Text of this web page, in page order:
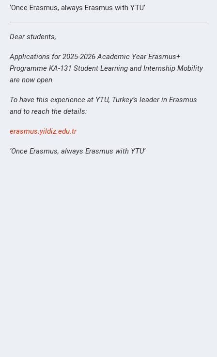
‘Once Erasmus, always Erasmus with YTU’
Dear students,
Applications for 2025-2026 Academic Year Erasmus+
Programme KA-131 Student Learning and Internship Mobility
are now open.
To have this experience at YTU, Turkey’s leader in Erasmus
and to reach the details:
erasmus.yildiz.edu.tr
‘Once Erasmus, always Erasmus with YTU’